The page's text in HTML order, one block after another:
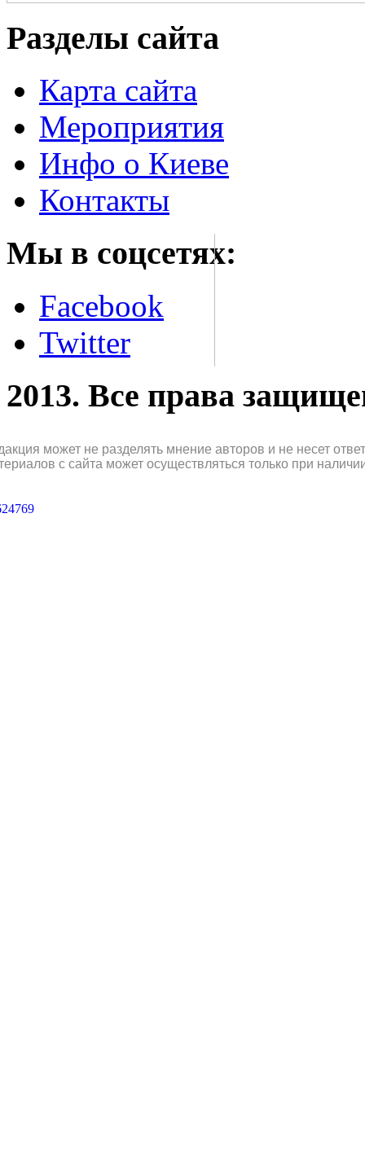
Разделы сайта
Карта сайта
Мероприятия
Инфо о Киеве
Контакты
Мы в соцсетях:
Facebook
Twitter
2013. Все права
может не разделять мнение авторов и не несет
с сайта может осуществляться только при